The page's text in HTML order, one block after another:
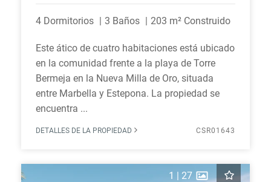
4 Dormitorios 3 Baños 203 m² Construido
Este ático de cuatro habitaciones está ubicado
en la comunidad frente a la playa de Torre
Bermeja en la Nueva Milla de Oro, situada
entre Marbella y Estepona. La propiedad se
encuentra ...
DETALLES DE LA PROPIEDAD CSR01643
1 | 27